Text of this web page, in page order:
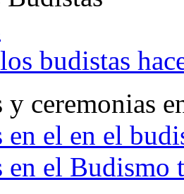
budistas
y ceremonias
en el en el
en el Budismo